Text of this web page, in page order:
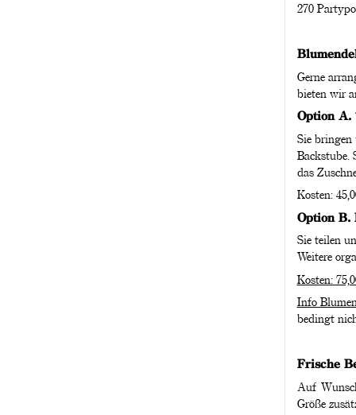
270
Gerne
bieten wir
Option A.
Sie bringen
Backstube.
das
Kosten:
Option B.
Sie teilen
Weitere
Kosten:
Info
bedingt
Frische
Auf
Größe